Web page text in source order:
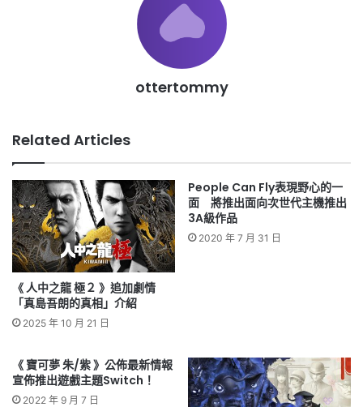
ottertommy
Related Articles
《 人中之龍 極２ 》追加劇情
「真島吾朗的真相」介紹
2025 年 10 月 21 日
People Can Fly表現野心的一
面 將推出面向次世代主機推出
3A級作品
2020 年 7 月 31 日
《 寶可夢 朱/紫 》公佈最新情報
宣佈推出遊戲主題Switch！
2022 年 9 月 7 日